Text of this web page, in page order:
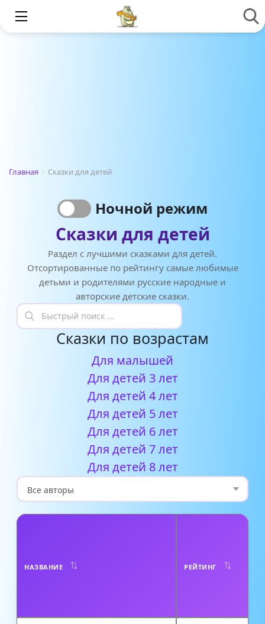
Главная › Сказки для детей
Ночной режим
Сказки для детей
Раздел с лучшими сказками для детей.
Отсортированные по рейтингу самые любимые
детьми и родителями русские народные и
авторские детские сказки.
Сказки по возрастам
Для малышей
Для детей 3 лет
Для детей 4 лет
Для детей 5 лет
Для детей 6 лет
Для детей 7 лет
Для детей 8 лет
НАЗВАНИЕ РЕЙТИНГ